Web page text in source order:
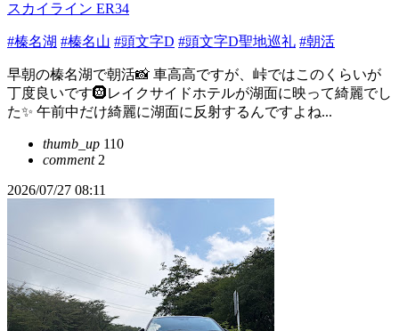
スカイライン ER34
#榛名湖 #榛名山 #頭文字D #頭文字D聖地巡礼 #朝活
早朝の榛名湖で朝活📸 車高高ですが、峠ではこのくらいが
丁度良いです🛞レイクサイドホテルが湖面に映って綺麗でし
た✨ 午前中だけ綺麗に湖面に反射するんですよね...
thumb_up 110
comment2
2026/07/27 08:11